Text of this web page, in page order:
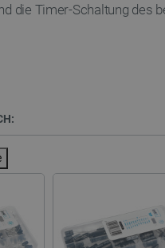
die Timer-Schaltung des